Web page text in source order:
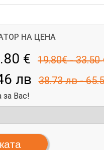
НА ЦЕНА
€ 19.80€ - 33.50
лв 38.73 лв -
за Вас!